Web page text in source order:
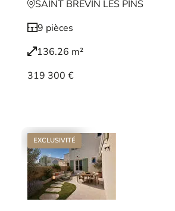
SAINT BREVIN LES PINS
9 pièces
136.26 m²
319 300 €
EXCLUSIVITÉ